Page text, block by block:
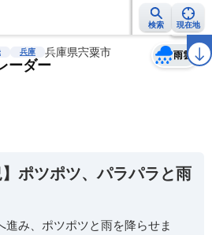
検索 現在地
地震情報 警報・注意報 2週間天気 ラ
兵庫 兵庫県宍粟市
ーダー
雨雲
天気 台風
】ポツポツ、パラパラと雨
進み、ポツポツと雨を降らせま